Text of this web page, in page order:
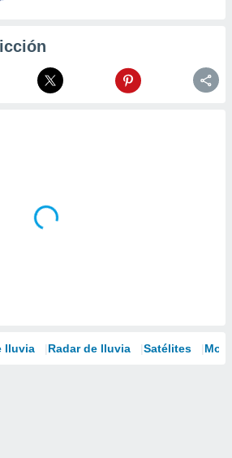
lluvia Radar de lluvia Satélites